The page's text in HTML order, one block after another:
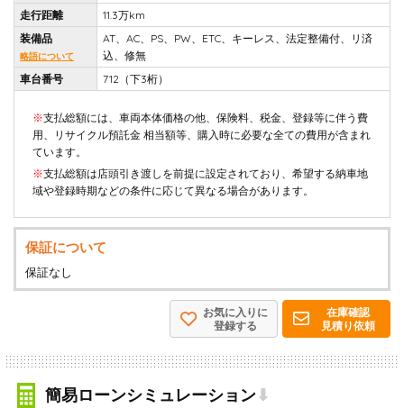
走行距離
11.3万km
装備品
略語について
AT、AC、PS、PW、ETC、キーレス、法定整備付、リ済
込、修無
車台番号
712（下3桁）
※支払総額には、車両本体価格の他、保険料、税金、登録等に伴う費
用、リサイクル預託金 相当額等、購入時に必要な全ての費用が含まれ
ています。
※支払総額は店頭引き渡しを前提に設定されており、希望する納車地
域や登録時期などの条件に応じて異なる場合があります。
保証について
保証なし
在庫確認
見積り依頼
お気に入りに
登録する
簡易ローンシミュレーション⬇